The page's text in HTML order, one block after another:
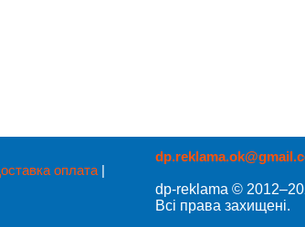
оплата |
dp-reklama ©
Всі права захищені.